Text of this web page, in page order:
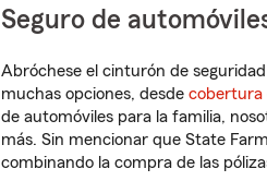
Seguro de
Abróchese el cinturón de
muchas opciones, desde cobertura
de automóviles para la familia,
más. Sin mencionar que State
combinando la compra de las